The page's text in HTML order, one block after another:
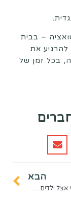
– בבית
להרגיע את
בכל זמן של
הבא
פיתוח חוסן רגשי אצל ילדים באמצעות קשיבות ויוגה